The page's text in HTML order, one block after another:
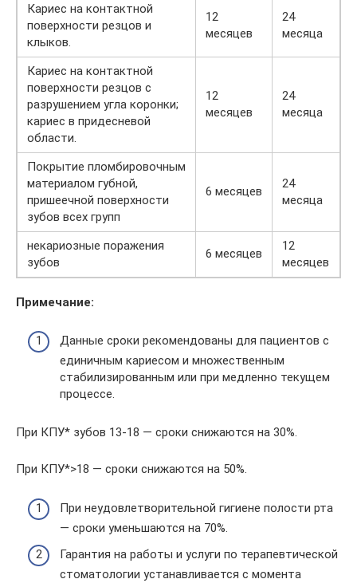
Кариес на контактной
поверхности резцов и
клыков.
12
месяцев
24
месяца
Кариес на контактной
поверхности резцов с
разрушением угла коронки;
кариес в придесневой
области.
12
месяцев
24
месяца
Покрытие пломбировочным
материалом губной,
пришеечной поверхности
зубов всех групп
6 месяцев
24
месяца
некариозные поражения
зубов
6 месяцев
12
месяцев
Примечание:
Данные сроки рекомендованы для пациентов с
единичным кариесом и множественным
стабилизированным или при медленно текущем
процессе.
При КПУ* зубов 13-18 — сроки снижаются на 30%.
При КПУ*>18 — сроки снижаются на 50%.
При неудовлетворительной гигиене полости рта
— сроки уменьшаются на 70%.
Гарантия на работы и услуги по терапевтической
стоматологии устанавливается с момента